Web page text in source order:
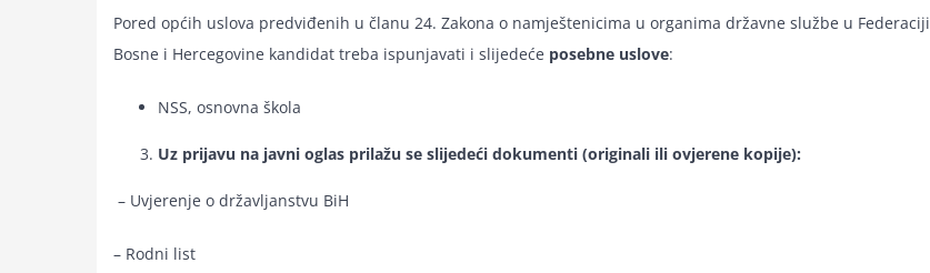
Pored općih uslova predviđenih u članu 24. Zakona o namještenicima u organima državne službe u Federaciji
Bosne i Hercegovine kandidat treba ispunjavati i slijedeće posebne uslove:
NSS, osnovna škola
Uz prijavu na javni oglas prilažu se slijedeći dokumenti (originali ili ovjerene kopije):
– Uvjerenje o državljanstvu BiH
– Rodni list